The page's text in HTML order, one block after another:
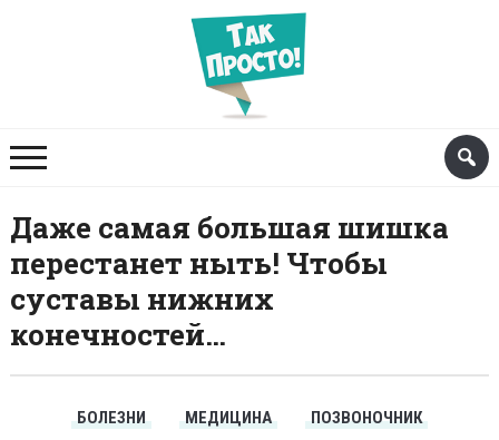
Даже самая большая шишка
перестанет ныть! Чтобы
суставы нижних
конечностей…
БОЛЕЗНИ МЕДИЦИНА
ПОЗВОНОЧНИК